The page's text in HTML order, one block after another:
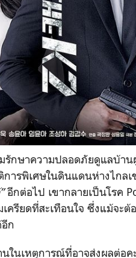
กษาความปลอดภัยดูแลบ้า
ารพิเศษในดินแดนห่างไกล
อีกต่อไป เขากลายเป็นโรค
ครียดที่สะเทือนใจ ซึ่งแม้จะ
ก
ในเหตุการณ์ที่อาจส่งผลต่อ